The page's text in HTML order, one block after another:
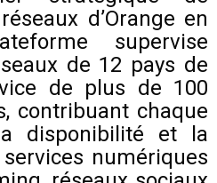
d’Orange en
supervise
de 12 pays de
de plus de 100
contribuant chaque
disponibilité et la
numériques